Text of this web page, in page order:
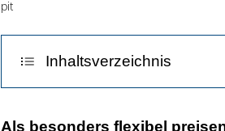
pit
Inhaltsverzeichnis
Zur Kasse bitte
Als besonders flexibel